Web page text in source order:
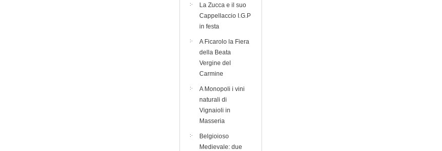
La Zucca e il suo
Cappellaccio I.G.P
in festa
A Ficarolo la Fiera
della Beata
Vergine del
Carmine
A Monopoli i vini
naturali di
Vignaioli in
Masseria
Belgioioso
Medievale: due